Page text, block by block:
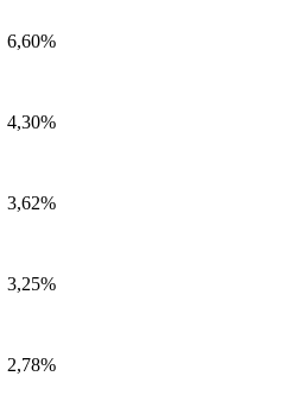
6,60%
4,30%
3,62%
3,25%
2,78%